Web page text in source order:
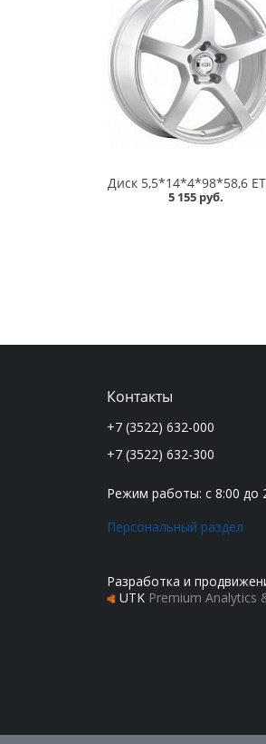
5 155 руб.
Контакты
+7 (3522) 632-000
+7 (3522) 632-300
Режим работы: с 8:00 до
Персональный раздел
Разработка и
UTK Premium Analytics